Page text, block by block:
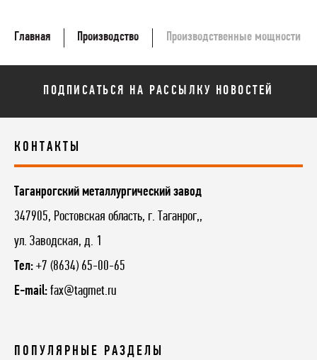
Главная Производство Производственные мощности
ПОДПИСАТЬСЯ НА РАССЫЛКУ НОВОСТЕЙ
КОНТАКТЫ
Таганрогский металлургический завод
347905, Ростовская область, г. Таганрог,,
ул. Заводская, д. 1
Тел: +7 (8634) 65-00-65
E-mail: fax@tagmet.ru
ПОПУЛЯРНЫЕ РАЗДЕЛЫ